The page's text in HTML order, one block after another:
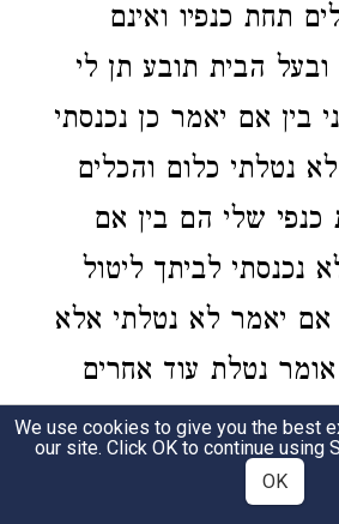
תחת כנפיו ואינם
הבית תובע תן לי
בין אם יאמר כן נכנסתי
נטלתי כלום והכלים
שלי הם בין אם
נכנסתי לביתך ליטול
אם יאמר לא נטלתי אלא
נטלת עוד אחרים
קצת הכלים ובעל
יותר ממה שראו
We use cookies to give you the best
our site. Click OK to continue using
OK